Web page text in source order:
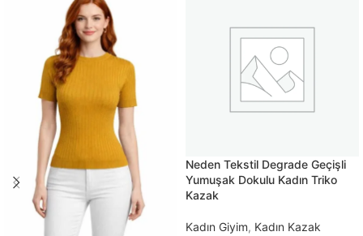
Neden Tekstil Degrade Geçişli
Yumuşak Dokulu Kadın Triko
Kazak
Kadın Giyim, Kadın Kazak